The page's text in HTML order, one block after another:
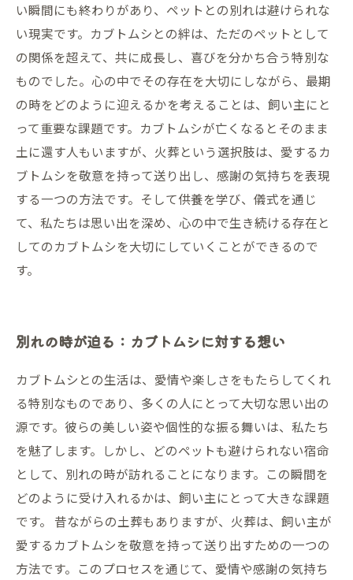
い瞬間にも終わりがあり、ペットとの別れは避けられな
い現実です。カブトムシとの絆は、ただのペットとして
の関係を超えて、共に成長し、喜びを分かち合う特別な
ものでした。心の中でその存在を大切にしながら、最期
の時をどのように迎えるかを考えることは、飼い主にと
って重要な課題です。カブトムシが亡くなるとそのまま
土に還す人もいますが、火葬という選択肢は、愛するカ
ブトムシを敬意を持って送り出し、感謝の気持ちを表現
する一つの方法です。そして供養を学び、儀式を通じ
て、私たちは思い出を深め、心の中で生き続ける存在と
してのカブトムシを大切にしていくことができるので
す。
別れの時が迫る：カブトムシに対する想い
カブトムシとの生活は、愛情や楽しさをもたらしてくれ
る特別なものであり、多くの人にとって大切な思い出の
源です。彼らの美しい姿や個性的な振る舞いは、私たち
を魅了します。しかし、どのペットも避けられない宿命
として、別れの時が訪れることになります。この瞬間を
どのように受け入れるかは、飼い主にとって大きな課題
です。 昔ながらの土葬もありますが、火葬は、飼い主が
愛するカブトムシを敬意を持って送り出すための一つの
方法です。このプロセスを通じて、愛情や感謝の気持ち